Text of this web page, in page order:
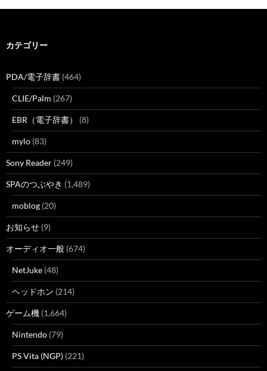
カテゴリー
PDA/電子辞書 (464)
CLIE/Palm (267)
EBR（電子辞書） (8)
mylo (83)
Sony Reader (249)
SPAのつぶやき (1,489)
moblog (20)
お知らせ (9)
オーディオ一般 (674)
NetJuke (48)
ヘッドホン (214)
ゲーム機 (1,664)
Nintendo (79)
PS Vita (NGP) (221)